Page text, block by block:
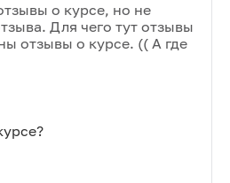
о курсе, но не
Для чего тут отзывы
отзывы о курсе. (( А где